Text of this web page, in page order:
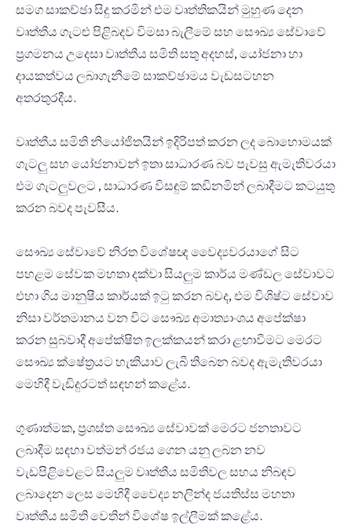
සමග සාකච්ඡා සිදු කරමින් එම වෘත්තිකයින් මුහුණ දෙන
වෘත්තීය ගැටළු පිළිබදව විමසා බැලීමේ සහ සෞඛ්‍ය සේවාවේ
ප්‍රගමනය උදෙසා වෘත්තීය සමිති සතු අදහස්, යෝජනා හා
දායකත්වය ලබාගැනීමේ සාකච්ඡාමය වැඩසටහන
අතරතුරදීය.
වෘත්තීය සමිති නියෝජිතයින් ඉදිරිපත් කරන ලද බොහොමයක්
ගැටලු සහ යෝජනාවන් ඉතා සාධාරණ බව පැවසු ඇමැතිවරයා
එම ගැටලුවලට , සාධාරණ විසඳුම් කඩිනමින් ලබාදීමට කටයුතු
කරන බවද පැවසීය.
සෞඛ්‍ය සේවාවේ නිරත විශේෂඥ වෛද්‍යවරයාගේ සිට
පහළම සේවක මහතා දක්වා සියලුම කාර්ය මණ්ඩල සේවාවට
එහා ගිය මානුෂීය කාර්යක් ඉටු කරන බවද, එම විශිෂ්ට සේවාව
නිසා වර්තමානය වන විට සෞඛ්‍ය අමාත්‍යාංශය අපේක්ෂා
කරන සුබවාදී අපේක්ෂිත ඉලක්කයන් කරා ළඟාවීමට මෙරට
සෞඛ්‍ය ක්ෂේත්‍රයට හැකියාව ලැබී තිබෙන බවද ඇමැතිවරයා
මෙහිදී වැඩිදුරටත් සඳහන් කළේය.
ගුණාත්මක, ප්‍රශස්ත සෞඛ්‍ය සේවාවක් මෙරට ජනතාවට
ලබාදීම සඳහා වත්මන් රජය ගෙන යනු ලබන නව
වැඩපිළිවෙළට සියලුම වෘත්තීය සමිතිවල සහය නිබඳව
ලබාදෙන ලෙස මෙහිදී වෛද්‍ය නලින්ද ජයතිස්ස මහතා
වෘත්තීය සමිති වෙතින් විශේෂ ඉල්ලීමක් කළේය.